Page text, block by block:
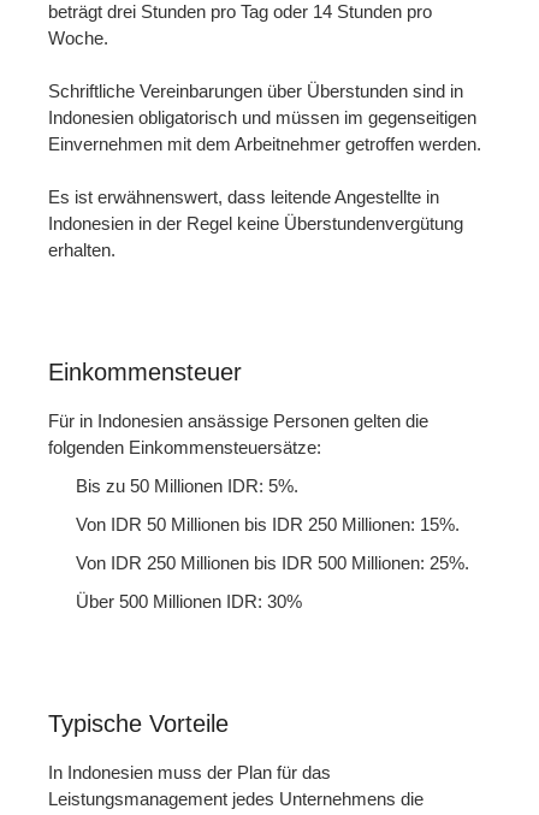
beträgt drei Stunden pro Tag oder 14 Stunden pro
Woche.
Schriftliche Vereinbarungen über Überstunden sind in
Indonesien obligatorisch und müssen im gegenseitigen
Einvernehmen mit dem Arbeitnehmer getroffen werden.
Es ist erwähnenswert, dass leitende Angestellte in
Indonesien in der Regel keine Überstundenvergütung
erhalten.
Einkommensteuer
Für in Indonesien ansässige Personen gelten die
folgenden Einkommensteuersätze:
Bis zu 50 Millionen IDR: 5%.
Von IDR 50 Millionen bis IDR 250 Millionen: 15%.
Von IDR 250 Millionen bis IDR 500 Millionen: 25%.
Über 500 Millionen IDR: 30%
Typische Vorteile
In Indonesien muss der Plan für das
Leistungsmanagement jedes Unternehmens die